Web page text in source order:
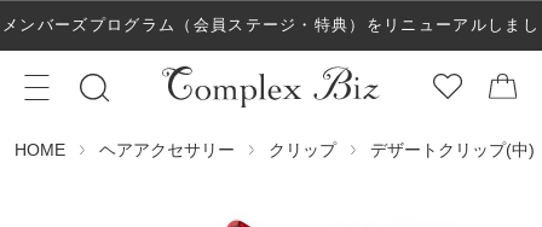
メンバーズプログラム（会員ステージ・特典）をリニューアルしまし
た！
HOME ヘアアクセサリー クリップ デザートクリップ(中)